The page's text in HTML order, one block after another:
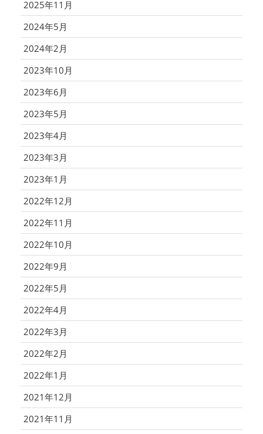
2025年11月
2024年5月
2024年2月
2023年10月
2023年6月
2023年5月
2023年4月
2023年3月
2023年1月
2022年12月
2022年11月
2022年10月
2022年9月
2022年5月
2022年4月
2022年3月
2022年2月
2022年1月
2021年12月
2021年11月